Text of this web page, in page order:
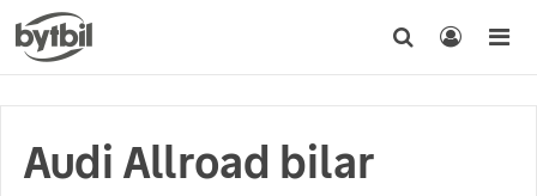
Audi Allroad bilar